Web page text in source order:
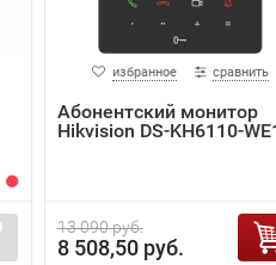
избранное сравнить
Абонентский монитор
Hikvision DS-KH6110-
13 090 руб.
8 508,50 руб.